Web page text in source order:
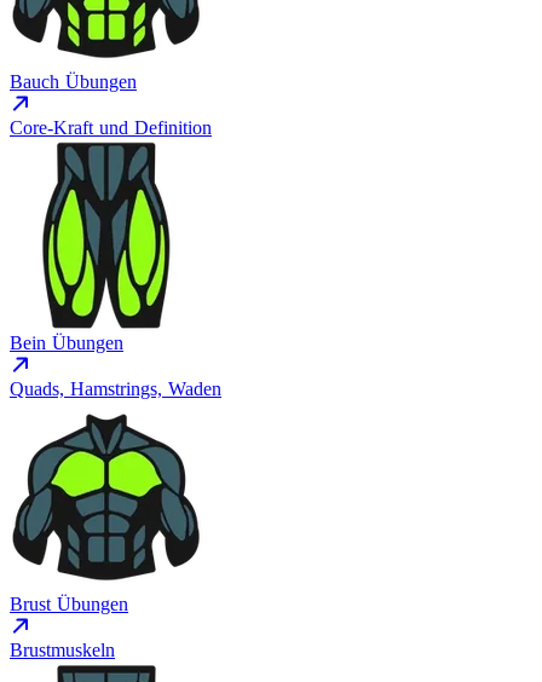
Bauch Übungen
Core-Kraft und Definition
Bein Übungen
Quads, Hamstrings, Waden
Brust Übungen
Brustmuskeln